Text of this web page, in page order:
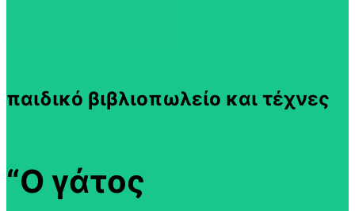
παιδικό βιβλιοπωλείο και τέχνες
“Ο γάτος